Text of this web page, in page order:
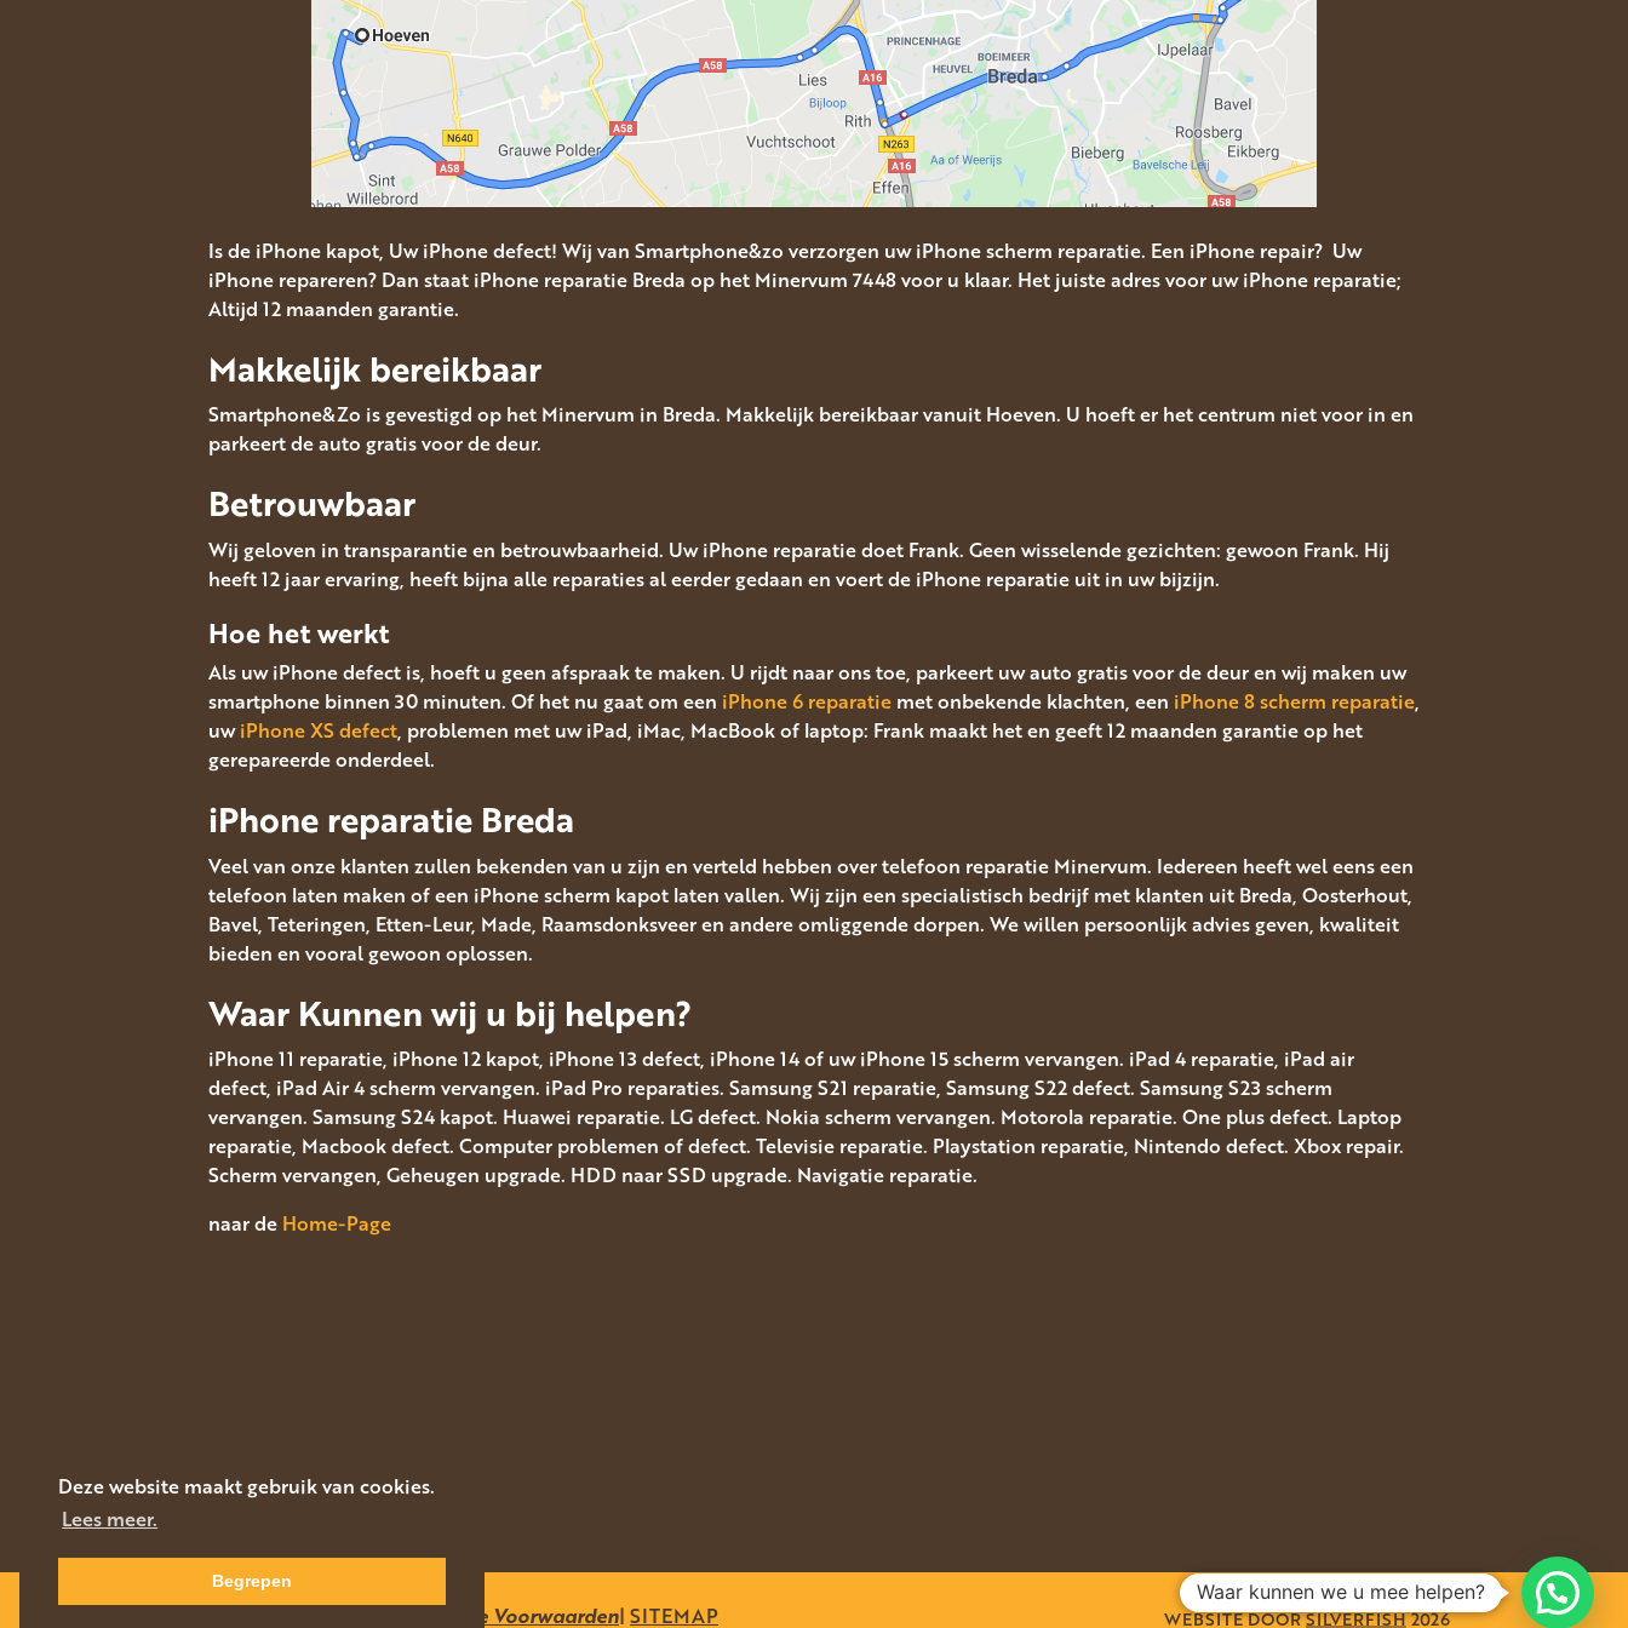
Deze website maakt gebruik van cookies.
Lees meer.
Begrepen
Is de iPhone kapot, Uw iPhone defect! Wij van Smartphone&zo verzorgen uw iPhone scherm reparatie. Een iPhone repair? Uw
iPhone repareren? Dan staat iPhone reparatie Breda op het Minervum 7448 voor u klaar. Het juiste adres voor uw iPhone reparatie;
Altijd 12 maanden garantie.
Makkelijk bereikbaar
Smartphone&Zo is gevestigd op het Minervum in Breda. Makkelijk bereikbaar vanuit Hoeven. U hoeft er het centrum niet voor in en
parkeert de auto gratis voor de deur.
Betrouwbaar
Wij geloven in transparantie en betrouwbaarheid. Uw iPhone reparatie doet Frank. Geen wisselende gezichten: gewoon Frank. Hij
heeft 12 jaar ervaring, heeft bijna alle reparaties al eerder gedaan en voert de iPhone reparatie uit in uw bijzijn.
Hoe het werkt
Als uw iPhone defect is, hoeft u geen afspraak te maken. U rijdt naar ons toe, parkeert uw auto gratis voor de deur en wij maken uw
smartphone binnen 30 minuten. Of het nu gaat om een iPhone 6 reparatie met onbekende klachten, een iPhone 8 scherm reparatie,
uwiPhone XS defect, problemen met uw iPad, iMac, MacBook of laptop: Frank maakt het en geeft 12 maanden garantie op het
gerepareerde onderdeel.
iPhone reparatie Breda
Veel van onze klanten zullen bekenden van u zijn en verteld hebben over telefoon reparatie Minervum. Iedereen heeft wel eens een
telefoon laten maken of een iPhone scherm kapot laten vallen. Wij zijn een specialistisch bedrijf met klanten uit Breda, Oosterhout,
Bavel, Teteringen, Etten-Leur, Made, Raamsdonksveer en andere omliggende dorpen. We willen persoonlijk advies geven, kwaliteit
bieden en vooral gewoon oplossen.
Waar Kunnen wij u bij helpen?
iPhone 11 reparatie, iPhone 12 kapot, iPhone 13 defect, iPhone 14 of uw iPhone 15 scherm vervangen. iPad 4 reparatie, iPad air
defect, iPad Air 4 scherm vervangen. iPad Pro reparaties. Samsung S21 reparatie, Samsung S22 defect. Samsung S23 scherm
vervangen. Samsung S24 kapot. Huawei reparatie. LG defect. Nokia scherm vervangen. Motorola reparatie. One plus defect. Laptop
reparatie, Macbook defect. Computer problemen of defect. Televisie reparatie. Playstation reparatie, Nintendo defect. Xbox repair.
Scherm vervangen, Geheugen upgrade. HDD naar SSD upgrade. Navigatie reparatie.
naar de Home-Page
Algemene Voorwaarden| SITEMAP WEBSITE DOORSILVERFISH2026
Waar kunnen we u mee helpen?